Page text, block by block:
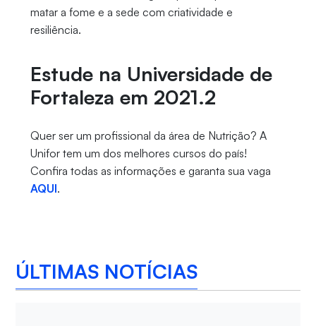
matar a fome e a sede com criatividade e
resiliência.
Estude na Universidade de
Fortaleza em 2021.2
Quer ser um profissional da área de Nutrição? A
Unifor tem um dos melhores cursos do país!
Confira todas as informações e garanta sua vaga
AQUI.
ÚLTIMAS NOTÍCIAS